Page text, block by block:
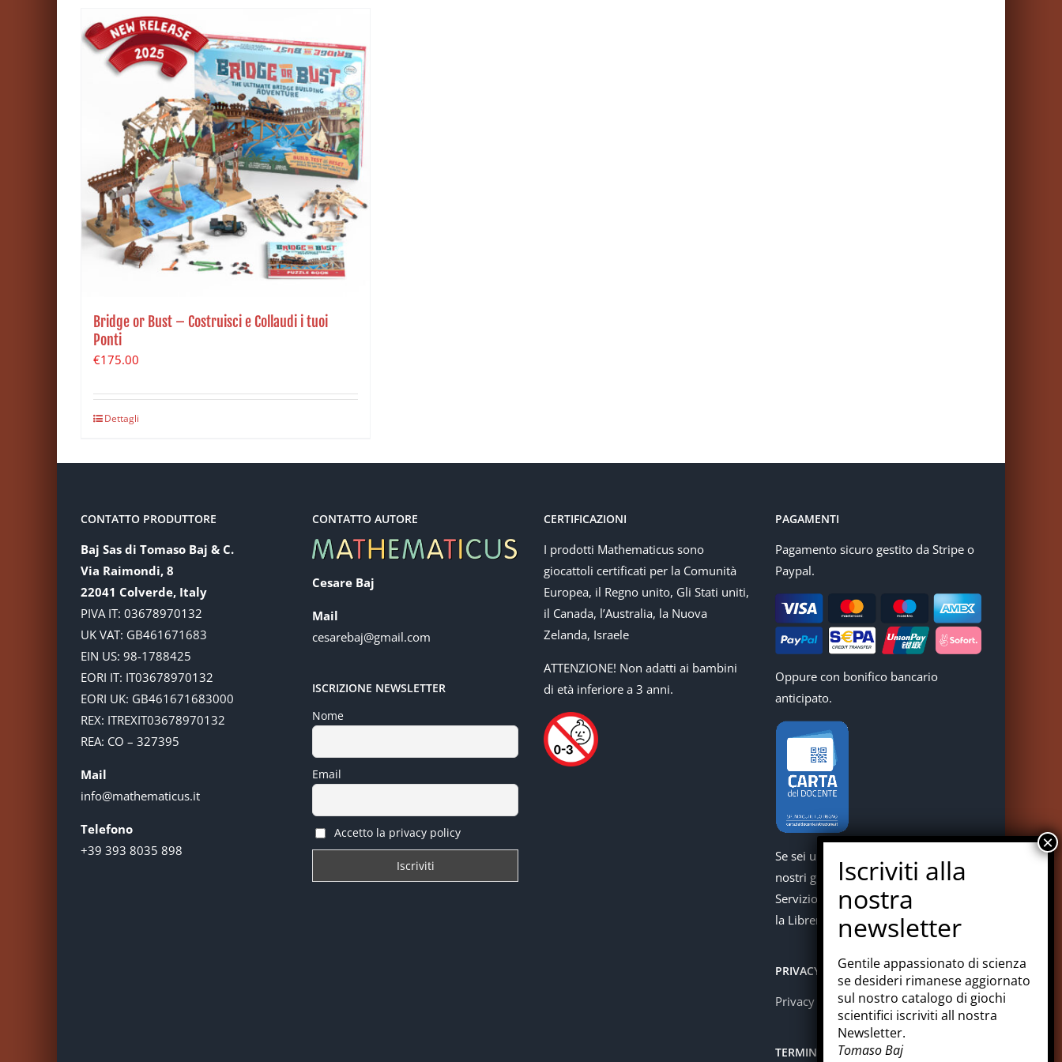
Bridge or Bust – Costruisci e Collaudi i tuoi
Ponti
€175.00
Dettagli
CONTATTO PRODUTTORE
Baj Sas di Tomaso Baj & C.
Via Raimondi, 8
22041 Colverde, Italy
PIVA IT: 03678970132
UK VAT: GB461671683
EIN US: 98-1788425
EORI IT: IT03678970132
EORI UK: GB461671683000
REX: ITREXIT03678970132
REA: CO – 327395
Mail
info@mathematicus.it
Telefono
+39 393 8035 898
CONTATTO AUTORE
Cesare Baj
Mail
cesarebaj@gmail.com
ISCRIZIONE NEWSLETTER
Nome
Email
Accetto la privacy policy
CERTIFICAZIONI
I prodotti Mathematicus sono
giocattoli certificati per la Comunità
Europea, il Regno unito, Gli Stati uniti,
il Canada, l’Australia, la Nuova
Zelanda, Israele
ATTENZIONE! Non adatti ai bambini
di età inferiore a 3 anni.
PAGAMENTI
Pagamento sicuro gestito da Stripe o
Paypal.
Oppure con bonifico bancario
anticipato.
Se sei un docente puoi acquistare i
nostri giochi con la carta del docente.
Servizio offerto in collaborazione con
la Libreria Colosi di Messina.
PRIVACY
Privacy policy
TERMINI E CONDIZIONI
Gentile appassionato di scienza
se desideri rimanese aggiornato
sul nostro catalogo di giochi
scientifici iscriviti all nostra
Newsletter.
Tomaso Baj